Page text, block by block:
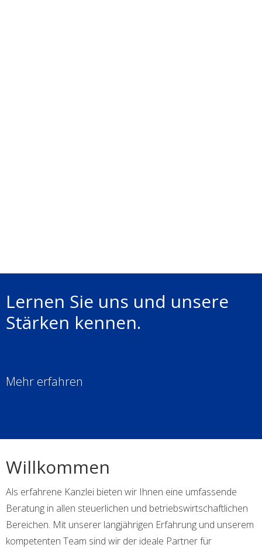
Lernen Sie uns und unsere
Stärken kennen.
Mehr erfahren
Willkommen
Als erfahrene Kanzlei bieten wir Ihnen eine umfassende
Beratung in allen steuerlichen und betriebswirtschaftlichen
Bereichen. Mit unserer langjährigen Erfahrung und unserem
kompetenten Team sind wir der ideale Partner für